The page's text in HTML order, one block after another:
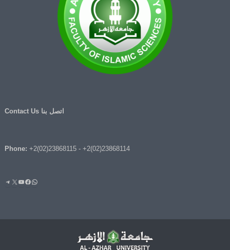
اتصل بنا Contact Us
Phone: +2(02)23868115- +2(02)23868114
واتساب
فيسبوك
يوتيوب
إكس